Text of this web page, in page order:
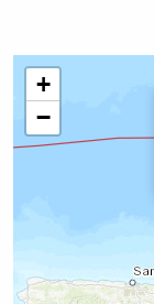
+
−